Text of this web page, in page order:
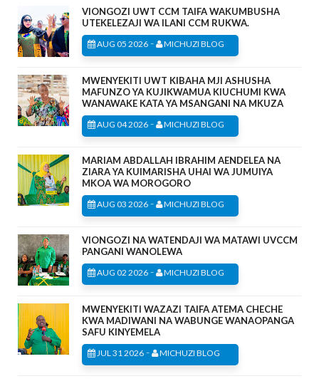
VIONGOZI UWT CCM TAIFA WAKUMBUSHA
UTEKELEZAJI WA ILANI CCM RUKWA.
AUG 05 2026 - MICHUZI BLOG
MWENYEKITI UWT KIBAHA MJI ASHUSHA
MAFUNZO YA KUJIKWAMUA KIUCHUMI KWA
WANAWAKE KATA YA MSANGANI NA MKUZA
AUG 04 2026 - MICHUZI BLOG
MARIAM ABDALLAH IBRAHIM AENDELEA NA
ZIARA YA KUIMARISHA UHAI WA JUMUIYA
MKOA WA MOROGORO
AUG 03 2026 - MICHUZI BLOG
VIONGOZI NA WATENDAJI WA MATAWI UVCCM
PANGANI WANOLEWA
AUG 02 2026 - MICHUZI BLOG
MWENYEKITI WAZAZI TAIFA ATEMA CHECHE
KWA MADIWANI NA WABUNGE WANAOPANGA
SAFU KINYEMELA
JUL 31 2026 - MICHUZI BLOG